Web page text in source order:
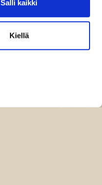
Salli kaikki
Kiellä